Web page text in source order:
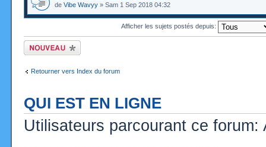
de Vibe Wavyy » Sam 1 Sep 2018 04:32
Afficher les sujets postés depuis:
Ecrire un nouveau
sujet
Retourner vers Index du forum
QUI EST EN LIGNE
Utilisateurs parcourant ce